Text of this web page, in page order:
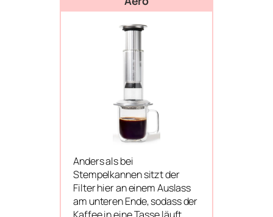
Anders als bei
Stempelkannen sitzt der
Filter hier an einem Auslass
am unteren Ende, sodass der